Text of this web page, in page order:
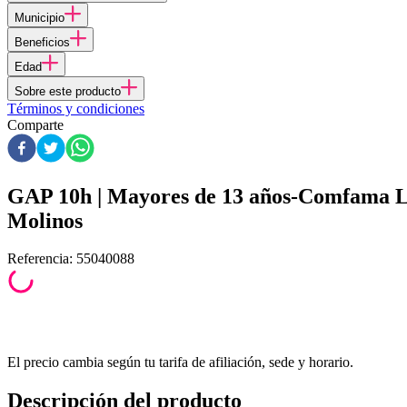
Municipio
Beneficios
Edad
Sobre este producto
Términos y condiciones
Comparte
GAP 10h | Mayores de 13 años-Comfama
Molinos
Referencia: 55040088
El precio cambia según tu tarifa de afiliación, sede y horario.
Descripción del producto